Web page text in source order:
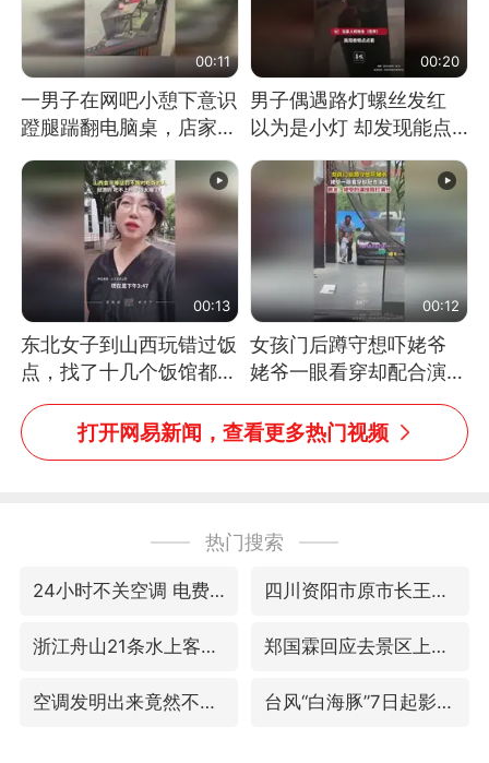
00:11
一男子在网吧小憩下意识
蹬腿踹翻电脑桌，店家3
台显示器与机械臂损坏
00:20
男子偶遇路灯螺丝发红
以为是小灯 却发现能点
燃香烟 当事人：已报警
处理
00:13
东北女子到山西玩错过饭
点，找了十几个饭馆都没
开门：午休到几点
00:12
女孩门后蹲守想吓姥爷
姥爷一眼看穿却配合演出
网友：姥爷的演技我打满
分
打开网易新闻，查看更多热门视频
热门搜索
24小时不关空调 电费会更低吗 四川资阳市原市长王善平被判11年
浙江舟山21条水上客运航线停航 郑国霖回应去景区上班被保安拦下
空调发明出来竟然不是为了给人降温 台风“白海豚”7日起影响上海